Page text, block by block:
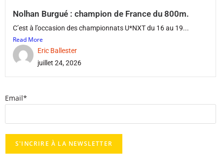
Nolhan Burgué : champion de France du 800m.
C’est à l’occasion des championnats U*NXT du 16 au 19...
Read More
Eric Ballester
juillet 24, 2026
Email*